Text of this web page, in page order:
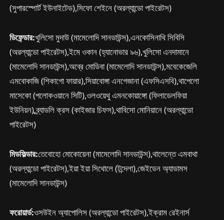
(সুপারস্পোর্ট ইউনাইটেড),সিফো শেইনে (অরল্যান্ডো পাইরেটস)
ডিফেন্ডার:খুলিসো মুদাউ (মামেলোদি সানডাউন্স),এনকোসিনাথি সিবিসি
(অরল্যান্ডো পাইরেটস),ইমে ওকান (হ্যানোভার ৯৬),খুলিসো এনদামানে
(মামেলোদি সানডাউন্স),অব্রে মোডিবা (মামেলোদি সানডাউন্স),মবেকেজেলি
এমবোকাজি (শিকাগো ফায়ার),সিয়াবোঙ্গা এনগেজানা (এফসিএসবি),থাপেলো
মাসেকো (পলোকওয়ানে সিটি),ওলওয়েথু এমনকোয়াঙ্গো (ফিলাডেলফিয়া
ইউনিয়ন),ব্র্যাডলি ক্রস (কাইজার চিফস),থাবিসো মোনিয়ানে (অরল্যান্ডো
পাইরেটস)
মিডফিল্ডার:তেবোহো মোকোয়েনা (মামেলোদি সানডাউন্স),থালেন্তে এমবাথা
(অরল্যান্ডো পাইরেটস),ইয়া ইয়া সিথোলে (টন্দেলা),জেইডেন অ্যাডামস
(মামেলোদি সানডাউন্স)
ফরোয়ার্ড:ওসউইন অ্যাপোলিস (অরল্যান্ডো পাইরেটস),ইক্‌রাম রেইনার্স